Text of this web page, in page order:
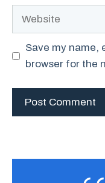
Website
Save my name,
browser for the